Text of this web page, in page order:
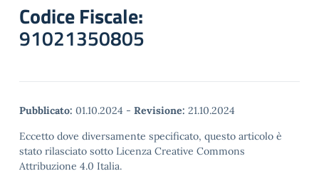
Codice Fiscale:
91021350805
Pubblicato: 01.10.2024 - Revisione: 21.10.2024
Eccetto dove diversamente specificato, questo articolo è
stato rilasciato sotto Licenza Creative Commons
Attribuzione 4.0 Italia.